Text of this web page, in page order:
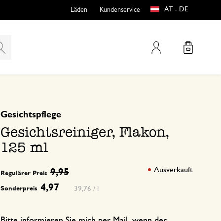
Mein Konto
Läden Kundenservice AT - DE
Gesichtsreiniger, Flakon,
125 ml
Gesichtspflege
Sonderpreis 4,97
Regulärer Preis 9,95
39,76 / l
Ausverkauft